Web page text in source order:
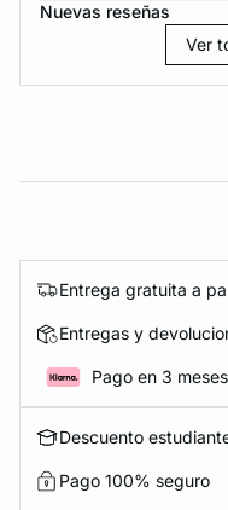
Nuevas reseñas
Ver
Entrega gratuita a
Entregas y
Pago en 3
Descuento
Pago 100% seguro